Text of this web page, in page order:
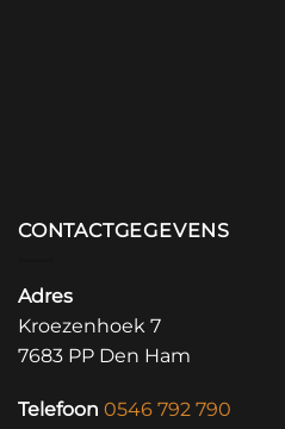
CONTACTGEGEVENS
Adres
Kroezenhoek 7
7683 PP Den Ham
Telefoon 0546 792 790